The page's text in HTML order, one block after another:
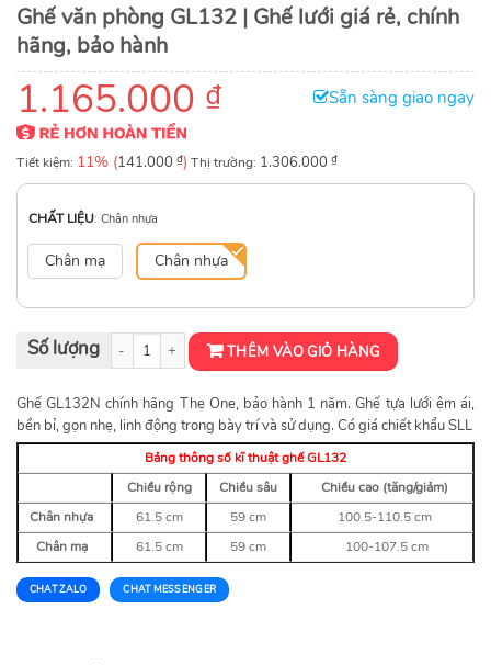
Ghế văn phòng GL132 | Ghế lưới giá rẻ, chính
hãng, bảo hành
1.165.000 ₫ Sẵn sàng giao ngay
Tiết kiệm: 11% (141.000 ₫) Thị trường: 1.306.000 ₫
CHẤT LIỆU: Chân nhựa
Chân mạ Chân nhựa
Ghế văn phòng GL132 số lượng THÊM VÀO GIỎ HÀNG
Ghế GL132N chính hãng The One, bảo hành 1 năm. Ghế tựa lưới êm ái,
bền bỉ, gọn nhẹ, linh động trong bày trí và sử dụng. Có giá chiết khẩu SLL
Bảng thông số kĩ thuật ghế GL132
Chiều rộng
Chiều sâu
Chiều cao (tăng/giảm)
Chân nhựa
61.5 cm 59 cm
100.5-110.5 cm
Chân mạ
61.5 cm 59 cm 100-107.5 cm
CHAT ZALO CHAT MESSENGER